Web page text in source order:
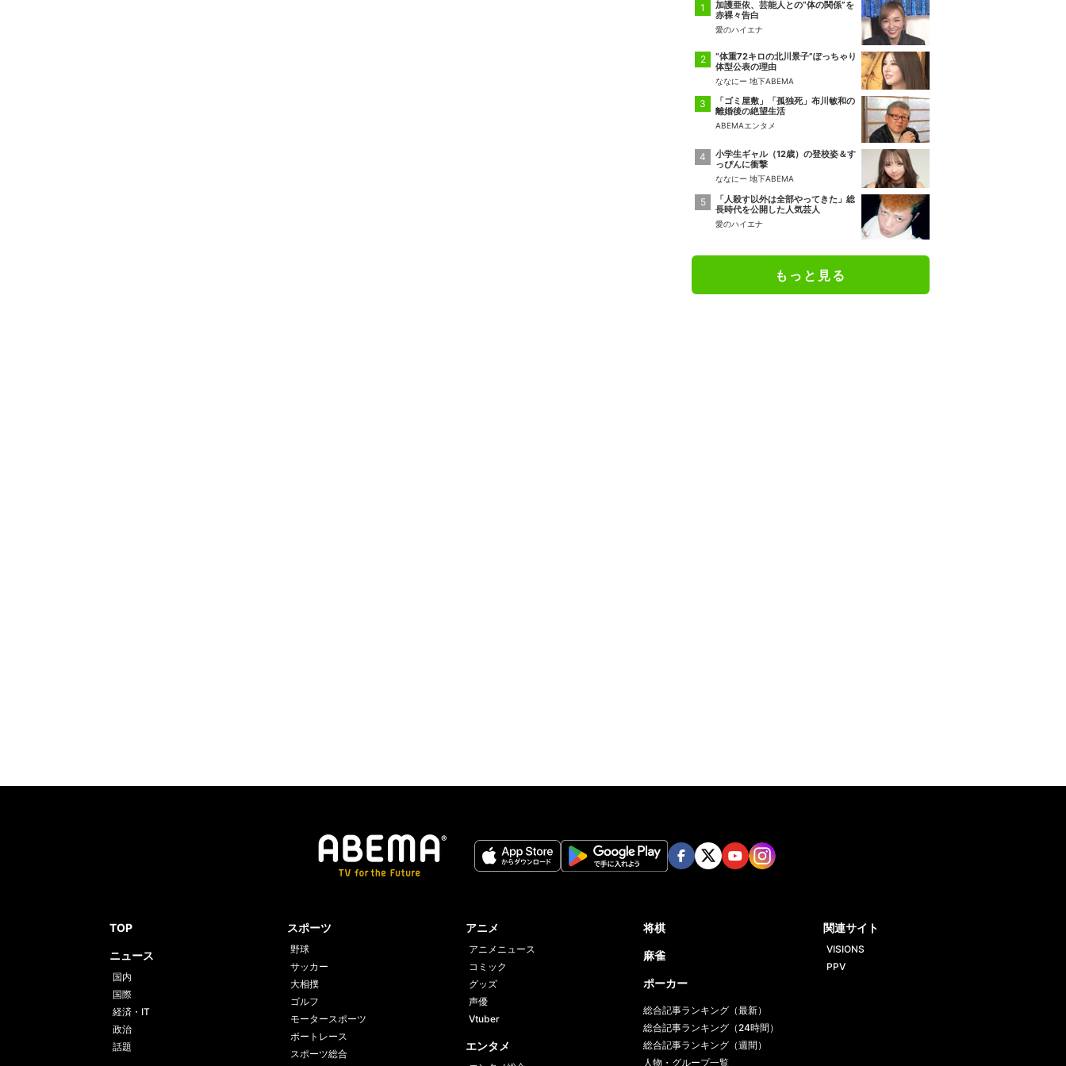
加護亜依、芸能人との“体の関係”を
赤裸々告白
愛のハイエナ
“体重72キロの北川景子”ぽっちゃり
体型公表の理由
ななにー 地下ABEMA
「ゴミ屋敷」「孤独死」布川敏和の
離婚後の絶望生活
ABEMAエンタメ
小学生ギャル（12歳）の登校姿＆す
っぴんに衝撃
ななにー 地下ABEMA
「人殺す以外は全部やってきた」総
長時代を公開した人気芸人
愛のハイエナ
もっと見る
TOP
ニュース
国内
国際
経済・IT
政治
話題
スポーツ
野球
サッカー
大相撲
ゴルフ
モータースポーツ
ボートレース
スポーツ総合
アニメ
アニメニュース
コミック
グッズ
声優
Vtuber
エンタメ
将棋
麻雀
ポーカー
総合記事ランキング（最新）
総合記事ランキング（24時間）
総合記事ランキング（週間）
人物・グループ一覧
関連サイト
VISIONS
PPV